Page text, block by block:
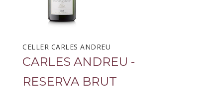
CELLER CARLES ANDREU
CARLES ANDREU -
RESERVA BRUT